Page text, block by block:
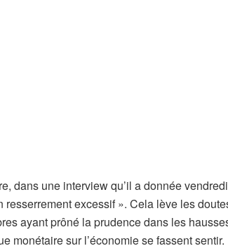
dans une interview qu’il a donnée
resserrement excessif ». Cela lève les
ayant prôné la prudence dans les
monétaire sur l’économie se fassent sentir.